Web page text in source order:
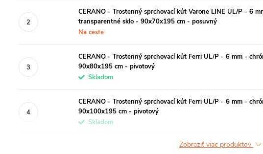
CERANO - Trostenný sprchovací kút Varone LINE UL/P - 6
transparentné sklo - 90x70x195 cm - posuvný
Na ceste
CERANO - Trostenný sprchovací kút Ferri UL/P - 6 mm -
90x80x195 cm - pivotový
Skladom
CERANO - Trostenný sprchovací kút Ferri UL/P - 6 mm -
90x100x195 cm - pivotový
Skladom
Zobraziť viac produktov